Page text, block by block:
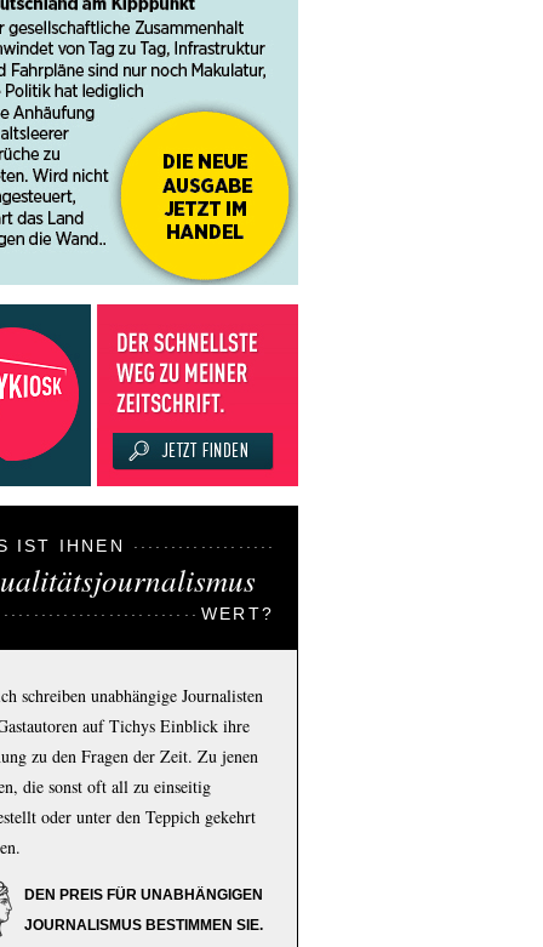
IST IHNEN
WERT?
schreiben unabhängige Journalisten
auf Tichys Einblick ihre
zu den Fragen der Zeit. Zu jenen
die sonst oft all zu einseitig
oder unter den Teppich gekehrt
DEN PREIS FÜR UNABHÄNGIGEN
JOURNALISMUS BESTIMMEN SIE.